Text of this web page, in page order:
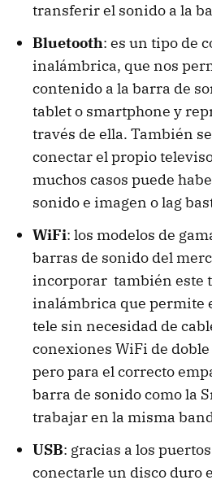
transferir el sonido a la
Bluetooth: es un tipo de
inalámbrica, que nos
contenido a la barra de
tablet o smartphone y
través de ella. También
conectar el propio
muchos casos puede
sonido e imagen o lag
WiFi: los modelos de
barras de sonido del
incorporar también este
inalámbrica que permite
tele sin necesidad de
conexiones WiFi de
pero para el correcto
barra de sonido como la
trabajar en la misma
USB: gracias a los
conectarle un disco duro